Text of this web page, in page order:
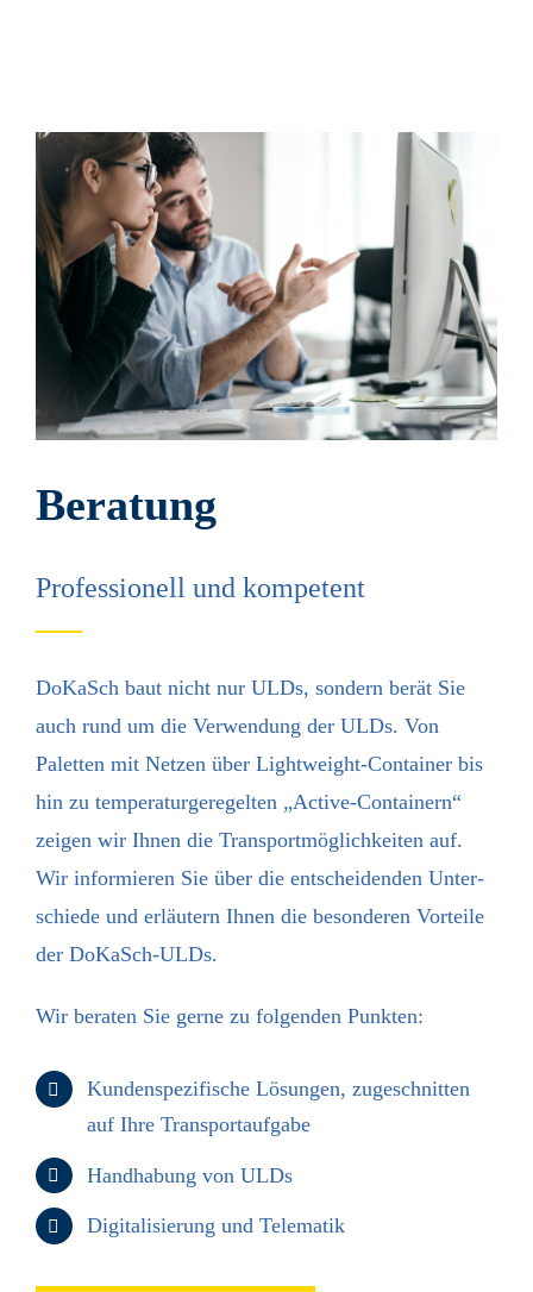
Beratung
Professionell und kompetent
DoKaSch baut nicht nur ULDs, sondern berät Sie
auch rund um die Verwendung der ULDs. Von
Paletten mit Netzen über Lightweight-Container bis
hin zu temperaturgeregelten „Active-Containern“
zeigen wir Ihnen die Transportmöglichkeiten auf.
Wir informieren Sie über die entscheidenden Unter­
schiede und erläutern Ihnen die besonderen Vorteile
der DoKaSch-ULDs.
Wir beraten Sie gerne zu folgenden Punkten:
Kundenspezifische Lösungen, zugeschnitten
auf Ihre Transportaufgabe
Handhabung von ULDs
Digitalisierung und Telematik